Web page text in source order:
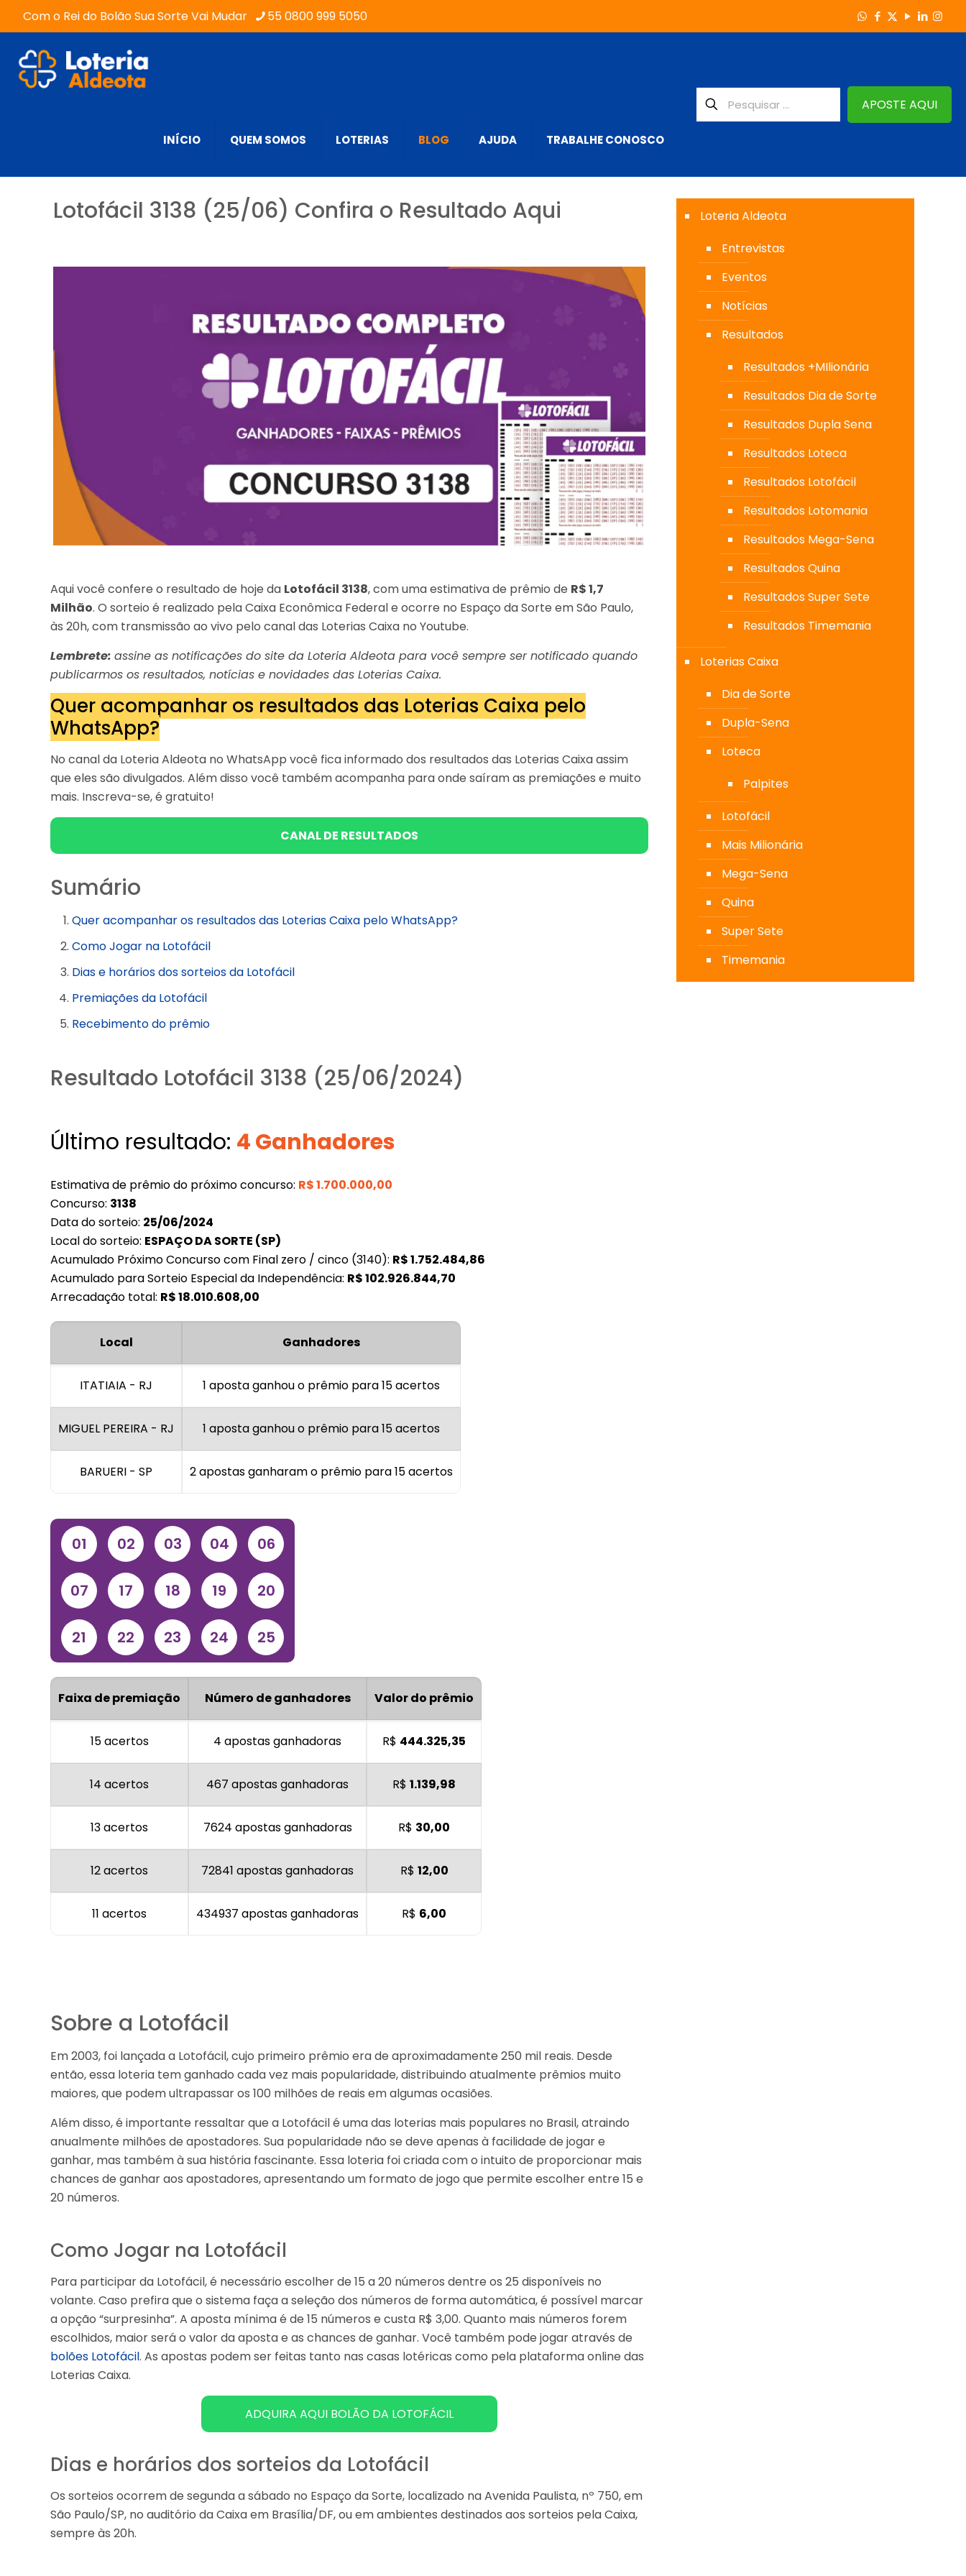
Com o Rei do Bolão Sua Sorte Vai Mudar 55 0800 999 5050
INÍCIO QUEM SOMOS LOTERIAS BLOG AJUDA TRABALHE CONOSCO
APOSTE AQUI
Lotofácil 3138 (25/06) Confira o Resultado Aqui
Aqui você confere o resultado de hoje da Lotofácil 3138, com uma estimativa de prêmio de R$ 1,7
Milhão. O sorteio é realizado pela Caixa Econômica Federal e ocorre no Espaço da Sorte em São Paulo,
às 20h, com transmissão ao vivo pelo canal das Loterias Caixa no Youtube.
Lembrete:assine as notificações do site da Loteria Aldeota para você sempre ser notificado quando
publicarmos os resultados, notícias e novidades das Loterias Caixa.
Quer acompanhar os resultados das Loterias Caixa pelo
WhatsApp?
No canal da Loteria Aldeota no WhatsApp você fica informado dos resultados das Loterias Caixa assim
que eles são divulgados. Além disso você também acompanha para onde saíram as premiações e muito
mais. Inscreva-se, é gratuito!
CANAL DE RESULTADOS
Sumário
Quer acompanhar os resultados das Loterias Caixa pelo WhatsApp?
Como Jogar na Lotofácil
Dias e horários dos sorteios da Lotofácil
Premiações da Lotofácil
Recebimento do prêmio
Resultado Lotofácil 3138 (25/06/2024)
Último resultado: 4 Ganhadores
Estimativa de prêmio do próximo concurso: R$1.700.000,00
Concurso: 3138
Data do sorteio: 25/06/2024
Local do sorteio: ESPAÇO DA SORTE (SP)
Acumulado Próximo Concurso com Final zero / cinco (3140): R$1.752.484,86
Acumulado para Sorteio Especial da Independência: R$102.926.844,70
Arrecadação total: R$18.010.608,00
Local Ganhadores
ITATIAIA - RJ 1 aposta ganhou o prêmio para 15 acertos
MIGUEL PEREIRA - RJ 1 aposta ganhou o prêmio para 15 acertos
BARUERI - SP 2 apostas ganharam o prêmio para 15 acertos
01 02 03 04 06
07 17 18 19 20
21 22 23 24 25
Faixa de premiação Número de ganhadores Valor do prêmio
15 acertos 4 apostas ganhadoras R$ 444.325,35
14 acertos 467 apostas ganhadoras R$1.139,98
13 acertos 7624 apostas ganhadoras R$ 30,00
12 acertos 72841 apostas ganhadoras R$ 12,00
11 acertos 434937 apostas ganhadoras R$ 6,00
Sobre a Lotofácil
Em 2003, foi lançada a Lotofácil, cujo primeiro prêmio era de aproximadamente 250 mil reais. Desde
então, essa loteria tem ganhado cada vez mais popularidade, distribuindo atualmente prêmios muito
maiores, que podem ultrapassar os 100 milhões de reais em algumas ocasiões.
Além disso, é importante ressaltar que a Lotofácil é uma das loterias mais populares no Brasil, atraindo
anualmente milhões de apostadores. Sua popularidade não se deve apenas à facilidade de jogar e
ganhar, mas também à sua história fascinante. Essa loteria foi criada com o intuito de proporcionar mais
chances de ganhar aos apostadores, apresentando um formato de jogo que permite escolher entre 15 e
20 números.
Como Jogar na Lotofácil
Para participar da Lotofácil, é necessário escolher de 15 a 20 números dentre os 25 disponíveis no
volante. Caso prefira que o sistema faça a seleção dos números de forma automática, é possível marcar
a opção “surpresinha”. A aposta mínima é de 15 números e custa R$ 3,00. Quanto mais números forem
escolhidos, maior será o valor da aposta e as chances de ganhar. Você também pode jogar através de
bolões Lotofácil. As apostas podem ser feitas tanto nas casas lotéricas como pela plataforma online das
Loterias Caixa.
ADQUIRA AQUI BOLÃO DA LOTOFÁCIL
Dias e horários dos sorteios da Lotofácil
Os sorteios ocorrem de segunda a sábado no Espaço da Sorte, localizado na Avenida Paulista, nº 750, em
São Paulo/SP, no auditório da Caixa em Brasília/DF, ou em ambientes destinados aos sorteios pela Caixa,
sempre às 20h.
Loteria Aldeota
Entrevistas
Eventos
Notícias
Resultados
Resultados +MIlionária
Resultados Dia de Sorte
Resultados Dupla Sena
Resultados Loteca
Resultados Lotofácil
Resultados Lotomania
Resultados Mega-Sena
Resultados Quina
Resultados Super Sete
Resultados Timemania
Loterias Caixa
Dia de Sorte
Dupla-Sena
Loteca
Palpites
Lotofácil
Mais Milionária
Mega-Sena
Quina
Super Sete
Timemania